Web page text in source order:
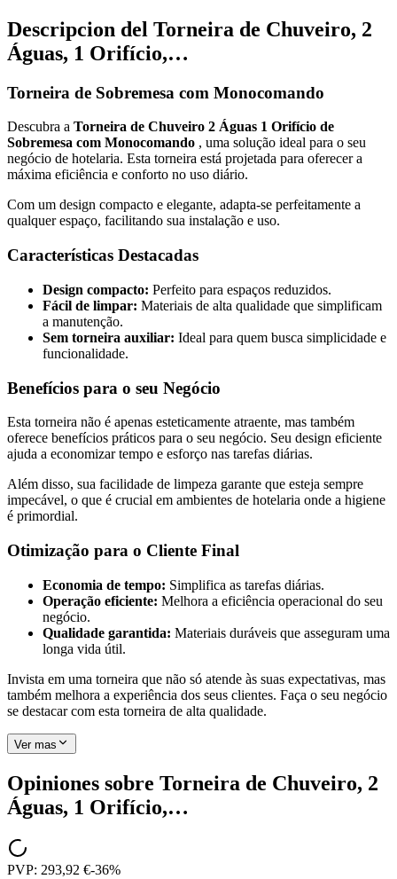
Descripcion del Torneira de Chuveiro, 2
Águas, 1 Orifício,…
Torneira de Sobremesa com Monocomando
Descubra a Torneira de Chuveiro 2 Águas 1 Orifício de
Sobremesa com Monocomando , uma solução ideal para o seu
negócio de hotelaria. Esta torneira está projetada para oferecer a
máxima eficiência e conforto no uso diário.
Com um design compacto e elegante, adapta-se perfeitamente a
qualquer espaço, facilitando sua instalação e uso.
Características Destacadas
Design compacto: Perfeito para espaços reduzidos.
Fácil de limpar: Materiais de alta qualidade que simplificam
a manutenção.
Sem torneira auxiliar: Ideal para quem busca simplicidade e
funcionalidade.
Benefícios para o seu Negócio
Esta torneira não é apenas esteticamente atraente, mas também
oferece benefícios práticos para o seu negócio. Seu design eficiente
ajuda a economizar tempo e esforço nas tarefas diárias.
Além disso, sua facilidade de limpeza garante que esteja sempre
impecável, o que é crucial em ambientes de hotelaria onde a higiene
é primordial.
Otimização para o Cliente Final
Economia de tempo: Simplifica as tarefas diárias.
Operação eficiente: Melhora a eficiência operacional do seu
negócio.
Qualidade garantida: Materiais duráveis que asseguram uma
longa vida útil.
Invista em uma torneira que não só atende às suas expectativas, mas
também melhora a experiência dos seus clientes. Faça o seu negócio
se destacar com esta torneira de alta qualidade.
Ver mas
Opiniones sobre Torneira de Chuveiro, 2
Águas, 1 Orifício,…
PVP: 293,92 €-36%